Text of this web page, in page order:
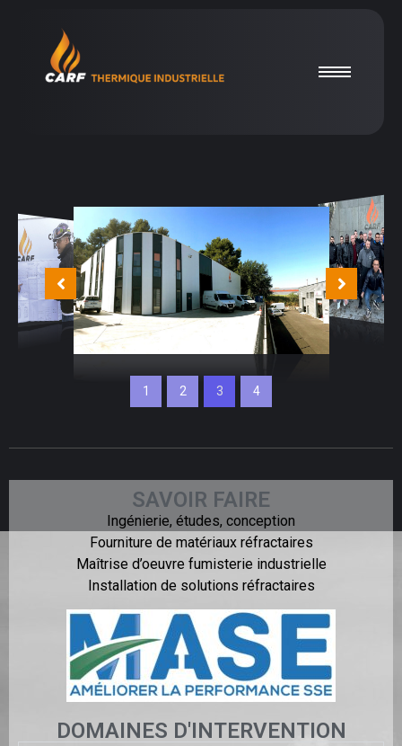
1 2 3 4
SAVOIR FAIRE
Ingénierie, études, conception
Fourniture de matériaux réfractaires
Maîtrise d’oeuvre fumisterie industrielle
Installation de solutions réfractaires
DOMAINES D'INTERVENTION